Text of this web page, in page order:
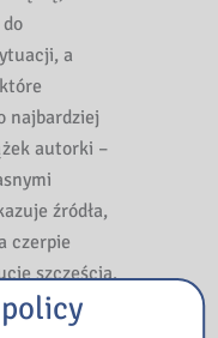
a
najbardziej
autorki –
źródła,
czerpie
szczęścia.